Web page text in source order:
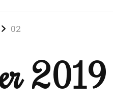
02
2019